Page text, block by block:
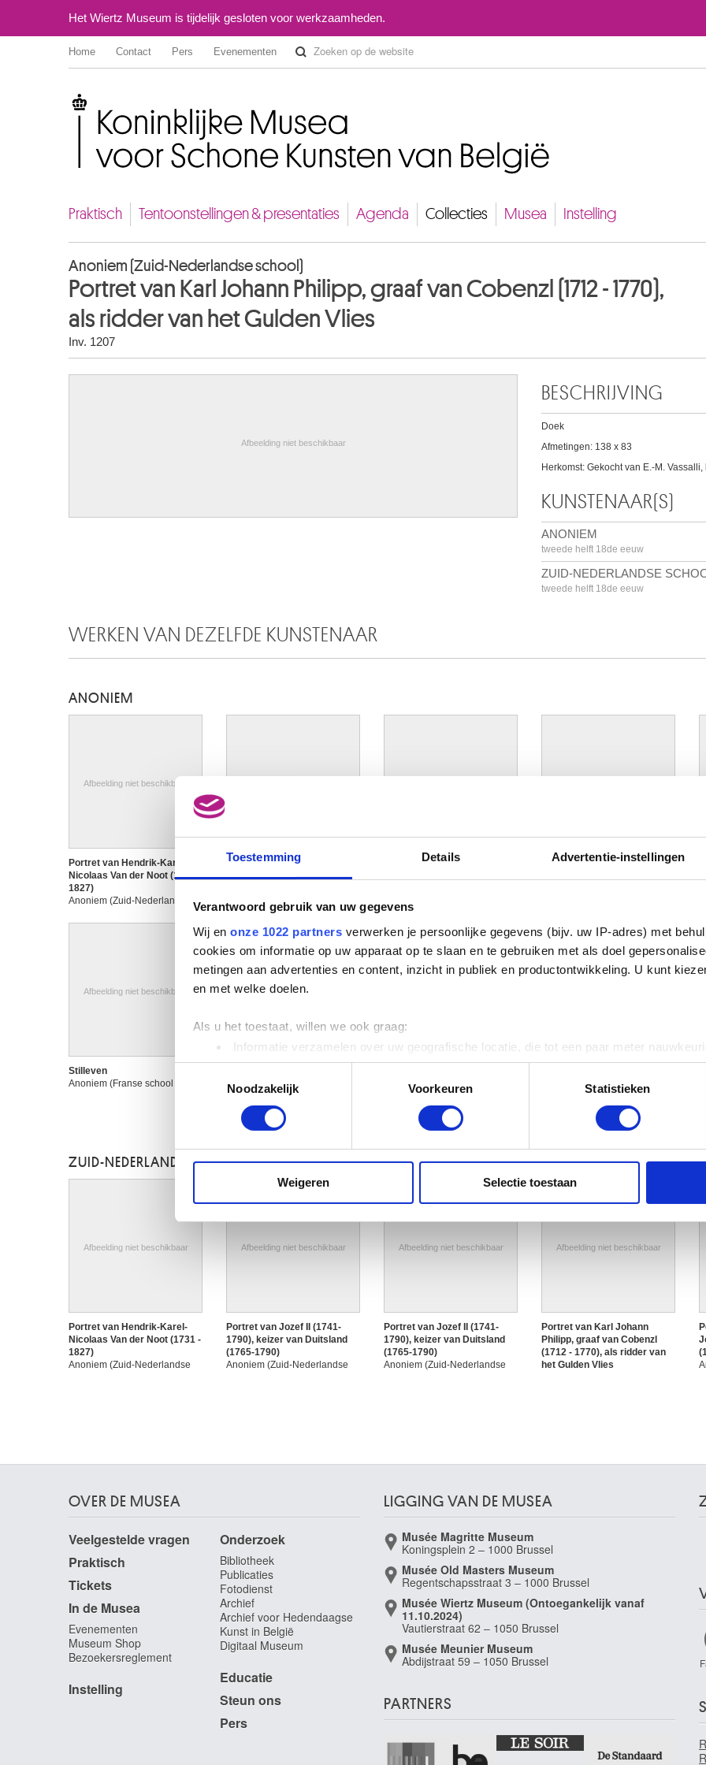
Toestemming Details Advertentie-instellingen
Verantwoord gebruik van uw gegevens
Wij en onze 1022 partners verwerken je persoonlijke gegevens (bijv. uw IP-adres) met
cookies om informatie op uw apparaat op te slaan en te gebruiken met als doel
metingen aan advertenties en content, inzicht in publiek en productontwikkeling. U kunt
en met welke doelen.
Als u het toestaat, willen we ook graag:
Informatie verzamelen over uw geografische locatie, die tot een paar meter
Uw apparaat identificeren door het actief te scannen op specifieke eigenschappen
Lees meer over hoe uw persoonlijke gegevens worden verwerkt en stel uw voorkeuren in het
media, adverteren en analyse. Deze partners kunnen deze gegevens combineren met
Noodzakelijk
Voorkeuren Statistieken
Weigeren Selectie toestaan
Het Wiertz Museum is tijdelijk gesloten voor werkzaamheden.
Home Contact Pers Evenementen
Praktisch Tentoonstellingen & presentaties Agenda Collecties Musea Instelling
Anoniem (Zuid-Nederlandse school)
Portret van Karl Johann Philipp, graaf van Cobenzl (1712 - 1770),
als ridder van het Gulden Vlies
Inv. 1207
Afbeelding niet beschikbaar
BESCHRIJVING
Doek
Afmetingen: 138 x 83
Herkomst: Gekocht van E.-M.
KUNSTENAAR(S)
ANONIEM
tweede helft 18de eeuw
ZUID-NEDERLANDSE
tweede helft 18de eeuw
WERKEN VAN DEZELFDE KUNSTENAAR
ANONIEM
Afbeelding niet beschikbaar
Portret van Hendrik-Karel-
Nicolaas Van der Noot (1731 -
1827)
Anoniem (Zuid-Nederlandse
Portret van Jozef II (1741-
1790), keizer van Duitsland
Anoniem (Zuid-Nederlandse
school)
Portret van Jozef II (1741-
school)
Portret van Karl Johann
school)
Afbeelding niet beschikbaar
Stilleven
Anoniem (Franse school ?)
ZUID-NEDERLANDSE SCHOOL
Afbeelding niet beschikbaar
Portret van Hendrik-Karel-
Nicolaas Van der Noot (1731 -
1827)
Anoniem (Zuid-Nederlandse
Afbeelding niet beschikbaar
Portret van Jozef II (1741-
1790), keizer van Duitsland
(1765-1790)
Anoniem (Zuid-Nederlandse
Afbeelding niet beschikbaar
Portret van Jozef II (1741-
1790), keizer van Duitsland
(1765-1790)
Anoniem (Zuid-Nederlandse
Afbeelding niet beschikbaar
Portret van Karl Johann
Philipp, graaf van Cobenzl
(1712 - 1770), als ridder van
het Gulden Vlies
OVER DE MUSEA
Veelgestelde vragen
Praktisch
Tickets
In de Musea
Evenementen
Museum Shop
Bezoekersreglement
Instelling
Onderzoek
Bibliotheek
Publicaties
Fotodienst
Archief
Archief voor Hedendaagse
Kunst in België
Digitaal Museum
Educatie
Steun ons
Pers
LIGGING VAN DE MUSEA
Musée Magritte Museum
Koningsplein 2 – 1000 Brussel
Musée Old Masters Museum
Regentschapsstraat 3 – 1000 Brussel
Musée Wiertz Museum (Ontoegankelijk vanaf
11.10.2024)
Vautierstraat 62 – 1050 Brussel
Musée Meunier Museum
Abdijstraat 59 – 1050 Brussel
PARTNERS